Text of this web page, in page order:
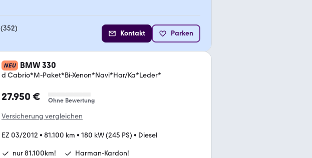
(352)
Kontakt Parken
NEU BMW 330
d Cabrio*M-Paket*Bi-Xenon*Navi*Har/Ka*Leder*
27.950 € Ohne Bewertung
Versicherung vergleichen
EZ 03/2012 • 81.100 km • 180 kW (245 PS) • Diesel
nur 81.100km!
Harman-Kardon!